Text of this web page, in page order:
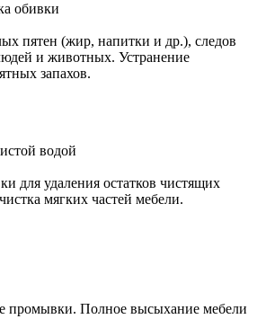
обивки
пятен (жир, напитки и др.), следов
и животных. Устранение
запахов.
водой
для удаления остатков чистящих
мягких частей мебели.
промывки. Полное высыхание мебели